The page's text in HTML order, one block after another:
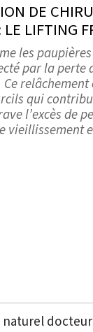
DE
LE LIFTING
les
par la perte
qui
l’excès de
vieillissement
naturel docteur